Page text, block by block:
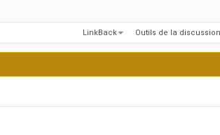
LinkBack Outils de la discussion